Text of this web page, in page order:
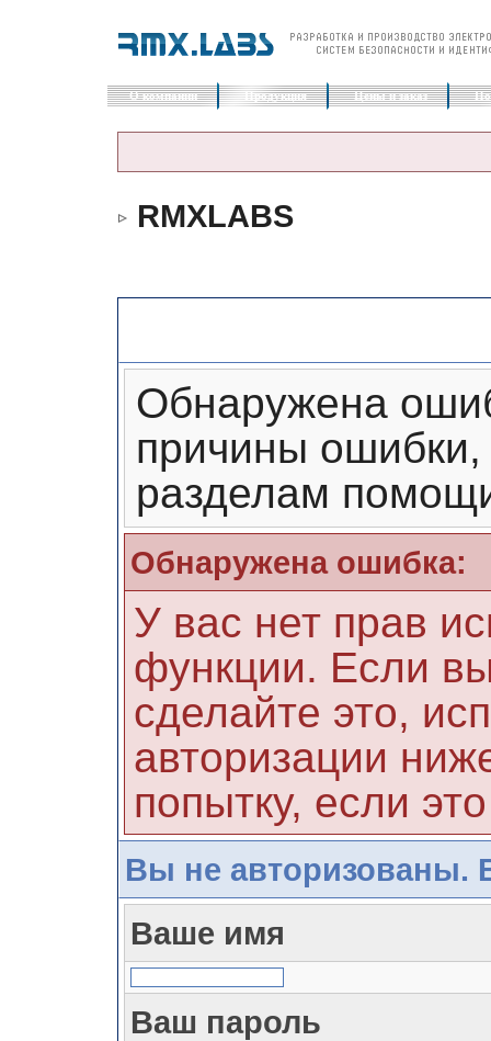
О компании Продукция Цены и заказ
RMXLABS
Обнаружена
причины ошибки,
разделам
Обнаружена ошибка:
У вас нет прав
функции. Если
сделайте это,
авторизации
попытку, если
Вы не авторизованы.
Ваше имя
Ваш пароль